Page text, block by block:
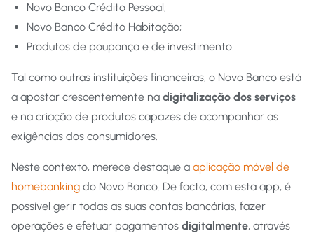
Novo Banco Crédito Pessoal;
Novo Banco Crédito Habitação;
Produtos de poupança e de investimento.
Tal como outras instituições financeiras, o Novo Banco está
a apostar crescentemente na digitalização dos serviços
e na criação de produtos capazes de acompanhar as
exigências dos consumidores.
Neste contexto, merece destaque a aplicação móvel de
homebanking do Novo Banco. De facto, com esta app, é
possível gerir todas as suas contas bancárias, fazer
operações e efetuar pagamentos digitalmente, através